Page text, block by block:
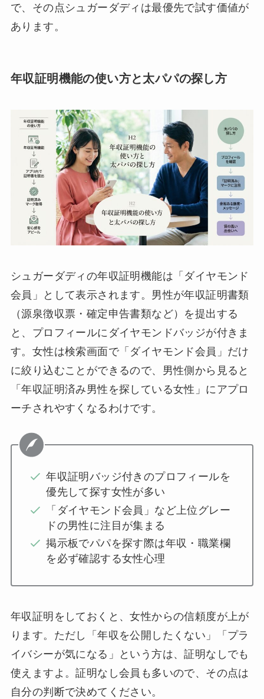
で、その点シュガーダディは最優先で試す価値が
あります。
年収証明機能の使い方と太パパの探し方
シュガーダディの年収証明機能は「ダイヤモンド
会員」として表示されます。男性が年収証明書類
（源泉徴収票・確定申告書類など）を提出する
と、プロフィールにダイヤモンドバッジが付きま
す。女性は検索画面で「ダイヤモンド会員」だけ
に絞り込むことができるので、男性側から見ると
「年収証明済み男性を探している女性」にアプロ
ーチされやすくなるわけです。
年収証明バッジ付きのプロフィールを
優先して探す女性が多い
「ダイヤモンド会員」など上位グレー
ドの男性に注目が集まる
掲示板でパパを探す際は年収・職業欄
を必ず確認する女性心理
年収証明をしておくと、女性からの信頼度が上が
ります。ただし「年収を公開したくない」「プラ
イバシーが気になる」という方は、証明なしでも
使えますよ。証明なし会員も多いので、その点は
自分の判断で決めてください。